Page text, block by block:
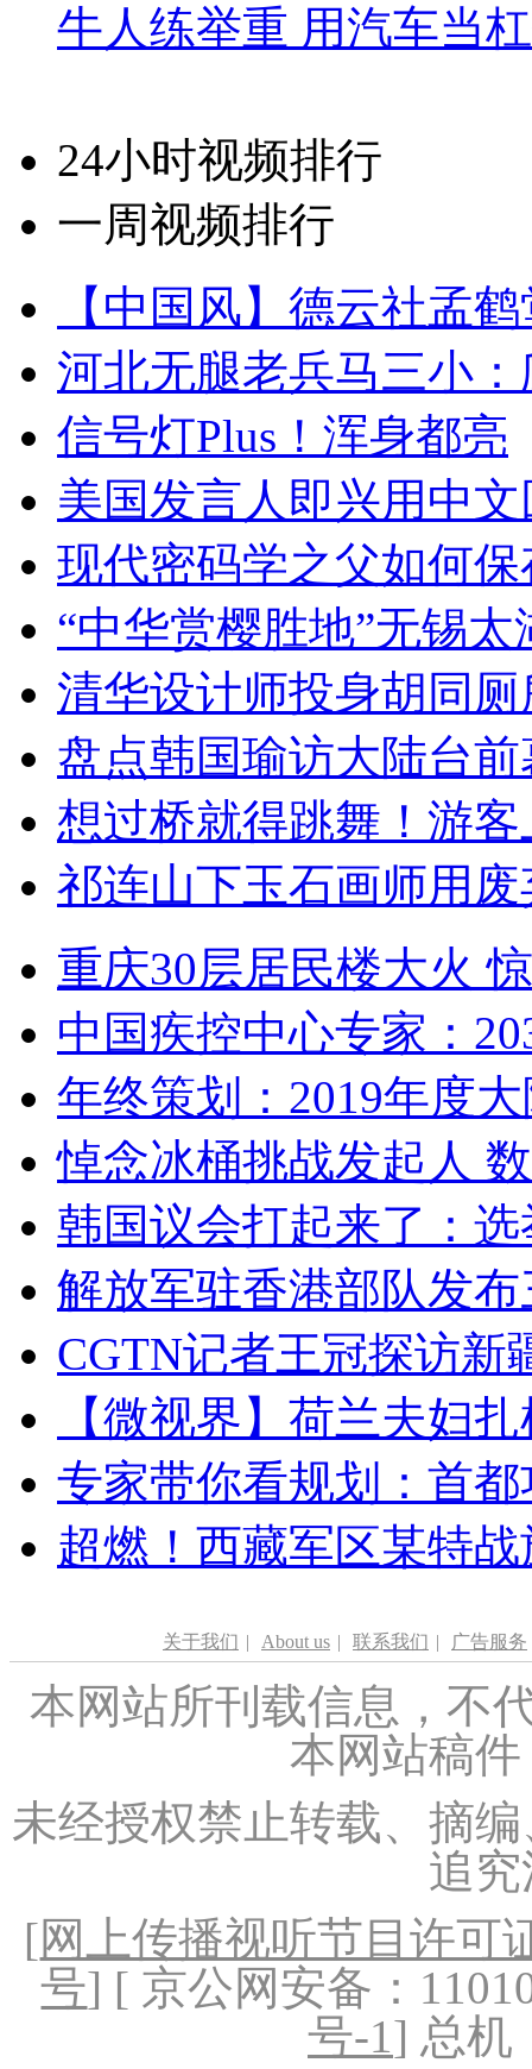
牛人练举重 用汽车当
24小时视频排行
一周视频排行
【中国风】德云社孟
河北无腿老兵马三小
信号灯Plus！浑身都亮
美国发言人即兴用中
现代密码学之父如何
“中华赏樱胜地”无锡
清华设计师投身胡同
盘点韩国瑜访大陆台
想过桥就得跳舞！游客
祁连山下玉石画师用
重庆30层居民楼大火
中国疾控中心专家：
年终策划：2019年度
悼念冰桶挑战发起人
韩国议会打起来了：
解放军驻香港部队发
CGTN记者王冠探访新
【微视界】荷兰夫妇
专家带你看规划：首
超燃！西藏军区某特
关于我们 | About us | 联系我们 | 广告服务
本网站所刊载信息，不
本网站稿
未经授权禁止转载、摘
追
[网上传播视听节目许可
号] [ 京公网安备：
号-1] 总机